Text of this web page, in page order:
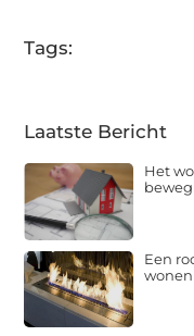
Tags:
Laatste Bericht
Het
Een
wonen